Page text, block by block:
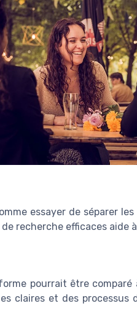
essayer de séparer
recherche efficaces aide
pourrait être
claires et des processus